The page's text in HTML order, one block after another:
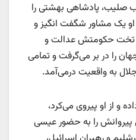
صلیب، پادشاهی بهشتی را
یک مشاور شگفت انگیز و
تخت حکومتش عدالت و
را در بر می‌گرفت و تمامی
به واقعیت درمی‌آمد.
و از او پیروی می‌کرد،
پیروانش را به حضور عیسی